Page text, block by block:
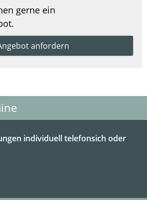
gerne ein
anfordern
individuell telefonsich oder